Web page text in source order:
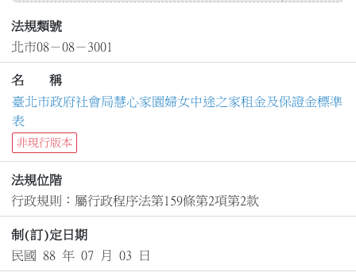
法規類號
北市08－08－3001
名 稱
臺北市政府社會局慧心家園婦女中途之家租金及保證金標準
表
非現行版本
法規位階
行政規則：屬行政程序法第159條第2項第2款
制(訂)定日期
民國 88 年 07 月 03 日